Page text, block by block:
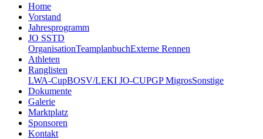
Home
Vorstand
Jahresprogramm
JO SSTD
OrganisationTeamplanbuchExterne Rennen
Athleten
Ranglisten
LWA-CupBOSV/LEKI JO-CUPGP MigrosSonstige
Dokumente
Galerie
Marktplatz
Sponsoren
Kontakt